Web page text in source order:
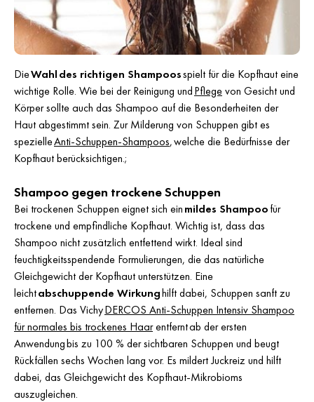
DieWahl des richtigen Shampoosspielt für die Kopfhaut eine
wichtige Rolle. Wie bei der Reinigung undPflegevon Gesicht und
Körper sollte auch das Shampoo auf die Besonderheiten der
Haut abgestimmt sein. Zur Milderung von Schuppen gibt es
spezielleAnti-Schuppen-Shampoos, welche die Bedürfnisse der
Kopfhaut berücksichtigen.;
Shampoo gegen trockene Schuppen
Bei trockenen Schuppen eignet sich einmildes Shampoofür
trockene und empfindliche Kopfhaut. Wichtig ist, dass das
Shampoo nicht zusätzlich entfettend wirkt. Ideal sind
feuchtigkeitsspendende Formulierungen, die das natürliche
Gleichgewicht der Kopfhaut unterstützen. Eine
leichtabschuppende Wirkunghilft dabei, Schuppen sanft zu
entfernen. Das VichyDERCOS Anti-Schuppen Intensiv Shampoo
für normales bis trockenes Haarentfernt ab der ersten
Anwendung bis zu 100 % der sichtbaren Schuppen und beugt
Rückfällen sechs Wochen lang vor. Es mildert Juckreiz und hilft
dabei, das Gleichgewicht des Kopfhaut-Mikrobioms
auszugleichen.